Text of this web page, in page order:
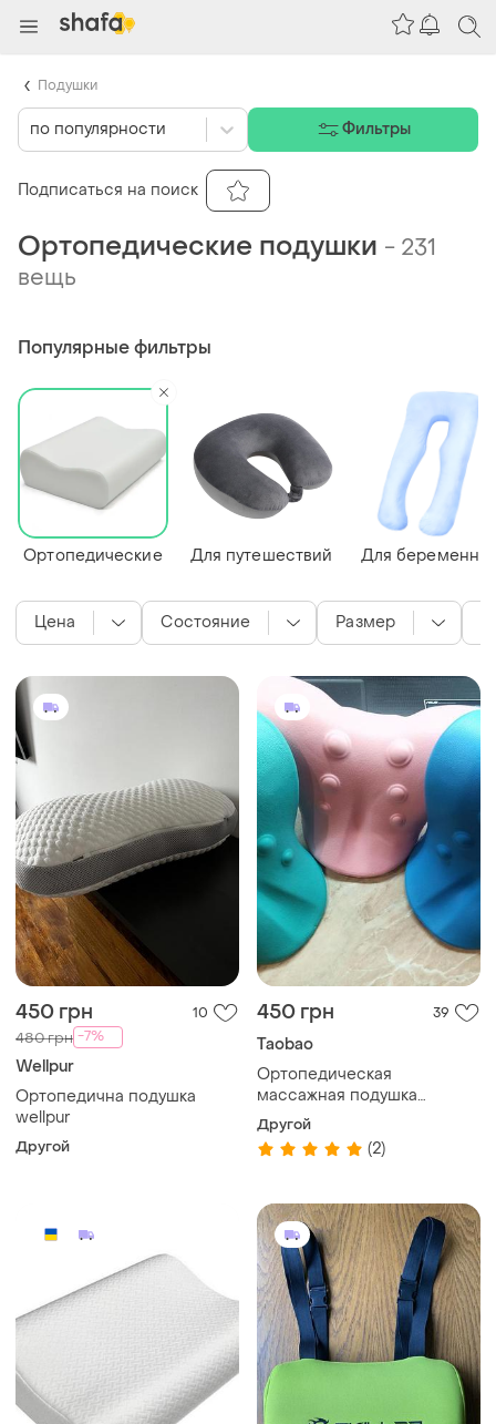
Ортопедические подушки - 231
вещь
450 грн 10
480 грн -7%
Wellpur
Ортопедична подушка
wellpur
Другой
450 грн 39
Taobao
Ортопедическая
массажная подушка
подставка под шею
релаксант для
расслабления мышц шеи и
Другой
(2)
Популярные фильтры
Ортопедические Для путешествий Для
Цена Состояние Размер
по популярности Фильтры
Подписаться на поиск
Подушки